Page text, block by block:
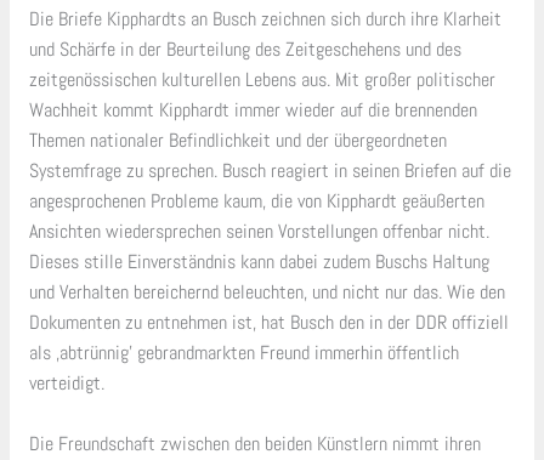
Die Briefe Kipphardts an Busch zeichnen sich durch ihre Klarheit
und Schärfe in der Beurteilung des Zeitgeschehens und des
zeitgenössischen kulturellen Lebens aus. Mit großer politischer
Wachheit kommt Kipphardt immer wieder auf die brennenden
Themen nationaler Befindlichkeit und der übergeordneten
Systemfrage zu sprechen. Busch reagiert in seinen Briefen auf die
angesprochenen Probleme kaum, die von Kipphardt geäußerten
Ansichten wiedersprechen seinen Vorstellungen offenbar nicht.
Dieses stille Einverständnis kann dabei zudem Buschs Haltung
und Verhalten bereichernd beleuchten, und nicht nur das. Wie den
Dokumenten zu entnehmen ist, hat Busch den in der DDR offiziell
als ‚abtrünnig’ gebrandmarkten Freund immerhin öffentlich
verteidigt.
Die Freundschaft zwischen den beiden Künstlern nimmt ihren